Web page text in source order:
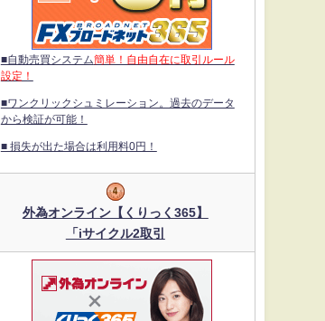
■自動売買システム簡単！自由自在に取引ルール
設定！
■ワンクリックシュミレーション。過去のデータ
から検証が可能！
■ 損失が出た場合は利用料0円！
外為オンライン【くりっく365】
「iサイクル2取引